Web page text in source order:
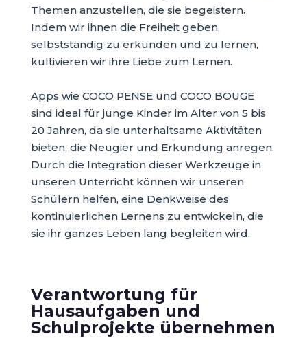
Themen anzustellen, die sie begeistern.
Indem wir ihnen die Freiheit geben,
selbstständig zu erkunden und zu lernen,
kultivieren wir ihre Liebe zum Lernen.
Apps wie COCO PENSE und COCO BOUGE
sind ideal für junge Kinder im Alter von 5 bis
20 Jahren, da sie unterhaltsame Aktivitäten
bieten, die Neugier und Erkundung anregen.
Durch die Integration dieser Werkzeuge in
unseren Unterricht können wir unseren
Schülern helfen, eine Denkweise des
kontinuierlichen Lernens zu entwickeln, die
sie ihr ganzes Leben lang begleiten wird.
Verantwortung für
Hausaufgaben und
Schulprojekte übernehmen